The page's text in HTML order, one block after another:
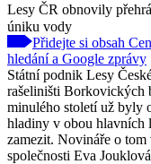
Lesy ČR obnovily
úniku vody
Přidejte si obsah
hledání a Google zprávy
Státní podnik Lesy
rašeliništi Borkovických
minulého století už byly
hladiny v obou hlavních
zamezit. Novináře o
společnosti Eva